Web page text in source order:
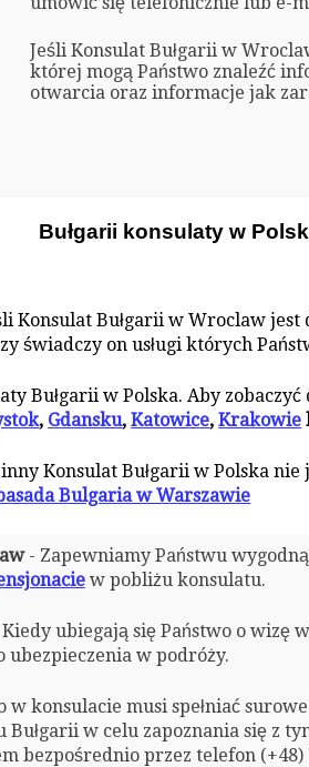
Jeśli Konsulat Bułgarii w
której mogą Państwo znaleźć
otwarcia oraz informacje jak
Bułgarii konsulaty w
Konsulat Bułgarii w Wroclaw
świadczy on usługi których
Bułgarii w Polska. Aby
, Gdansku,Katowice,Krakowie
Konsulat Bułgarii w Polska
Bulgaria w Warszawie
- Zapewniamy Państwu wygodną
w pobliżu konsulatu.
ubiegają się Państwo o wizę
ubezpieczenia w podróży.
konsulacie musi spełniać surowe
w celu zapoznania się z
bezpośrednio przez telefon (+48)